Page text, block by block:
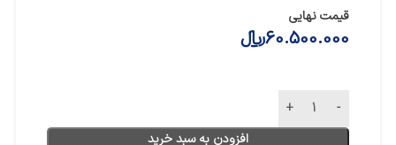
قیمت نهایی
60.500.000﷼
افزودن به سبد خرید